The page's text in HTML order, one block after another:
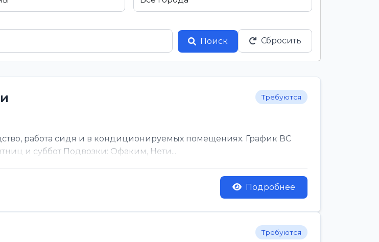
Поиск
Сбросить
Требуются
работа сидя и в кондиционируемых помещениях. График ВС
и суббот Подвозки: Офаким, Нети...
Подробнее
Требуются